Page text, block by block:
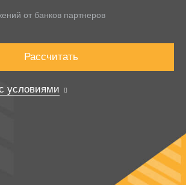
от банков партнеров
Рассчитать
условиями